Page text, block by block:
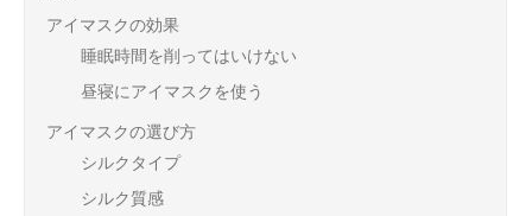
アイマスクの効果
睡眠時間を削ってはいけない
昼寝にアイマスクを使う
アイマスクの選び方
シルクタイプ
シルク質感